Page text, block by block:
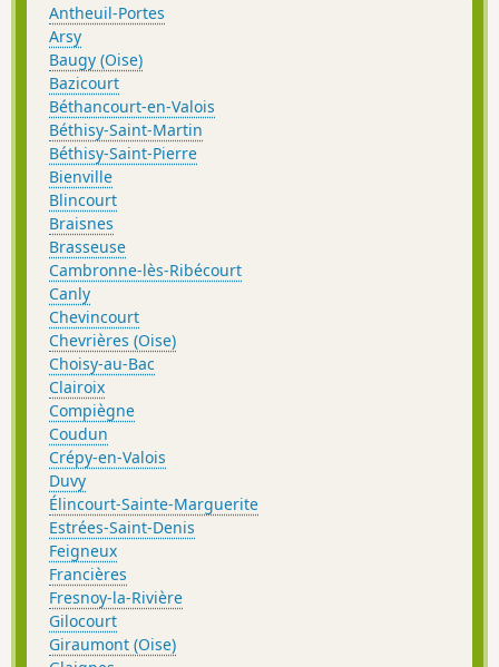
Antheuil-Portes
Arsy
Baugy (Oise)
Bazicourt
Béthancourt-en-Valois
Béthisy-Saint-Martin
Béthisy-Saint-Pierre
Bienville
Blincourt
Braisnes
Brasseuse
Cambronne-lès-Ribécourt
Canly
Chevincourt
Chevrières (Oise)
Choisy-au-Bac
Clairoix
Compiègne
Coudun
Crépy-en-Valois
Duvy
Élincourt-Sainte-Marguerite
Estrées-Saint-Denis
Feigneux
Francières
Fresnoy-la-Rivière
Gilocourt
Giraumont (Oise)